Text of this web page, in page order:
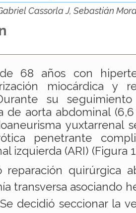
Cassorla J, Sebastián
68 años con
miocárdica y
su
de aorta abdominal
yuxtarrenal
penetrante
izquierda (ARI) (Figura
reparación quirúrgica
transversa asociando
decidió seccionar la